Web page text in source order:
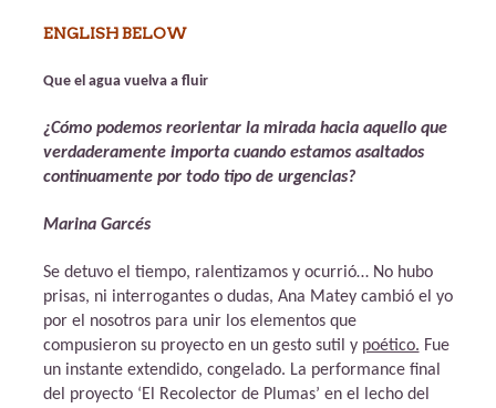
FLUIR».
ENCLAVE
ART.
2023
ENGLISH BELOW
Que el agua vuelva a fluir
¿Cómo podemos reorientar la mirada hacia aquello que
verdaderamente importa cuando estamos asaltados
continuamente por todo tipo de urgencias?
Marina Garcés
Se detuvo el tiempo, ralentizamos y ocurrió… No hubo
prisas, ni interrogantes o dudas, Ana Matey cambió el yo
por el nosotros para unir los elementos que
compusieron su proyecto en un gesto sutil y poético. Fue
un instante extendido, congelado. La performance final
del proyecto ‘El Recolector de Plumas’ en el lecho del